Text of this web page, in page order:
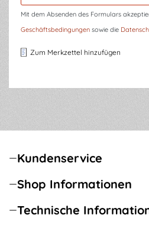
Mit dem Absenden des Formulars
Geschäftsbedingungen sowie die
Zum Merkzettel hinzufügen
Kundenservice
Shop Informationen
Technische